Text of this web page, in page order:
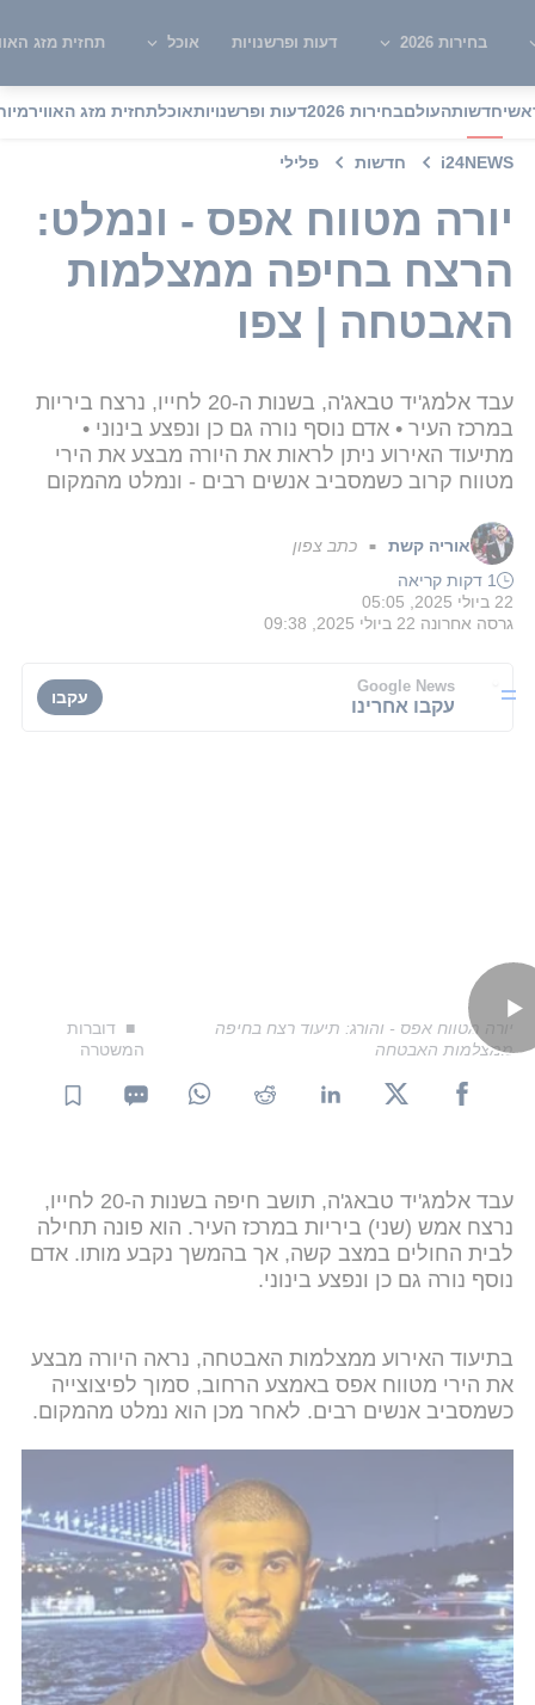
בחירות 2026 דעות ופרשנויות אוכל תחזית מזג
חדשותהעולםבחירות 2026 דעות ופרשנויותאוכלתחזית מזג האוויר
i24NEWS חדשות פלילי
יורה מטווח אפס - ונמלט:
הרצח בחיפה ממצלמות
האבטחה | צפו
עבד אלמג'יד טבאג'ה, בשנות ה-20 לחייו, נרצח ביריות
במרכז העיר • אדם נוסף נורה גם כן ונפצע בינוני •
מתיעוד האירוע ניתן לראות את היורה מבצע את הירי
מטווח קרוב כשמסביב אנשים רבים - ונמלט מהמקום
אוריה קשת ■ כתב צפון
1 דקות קריאה
22 ביולי 2025, 05:05
גרסה אחרונה 22 ביולי 2025, 09:38
Google News
עקבו אחרינו עקבו
יורה מטווח אפס - והורג: תיעוד רצח בחיפה
ממצלמות האבטחה
דוברות
המשטרה
עבד אלמג'יד טבאג'ה, תושב חיפה בשנות ה-20 לחייו,
נרצח אמש (שני) ביריות במרכז העיר. הוא פונה תחילה
לבית החולים במצב קשה, אך בהמשך נקבע מותו. אדם
נוסף נורה גם כן ונפצע בינוני.
בתיעוד האירוע ממצלמות האבטחה, נראה היורה מבצע
את הירי מטווח אפס באמצע הרחוב, סמוך לפיצוצייה
כשמסביב אנשים רבים. לאחר מכן הוא נמלט מהמקום.